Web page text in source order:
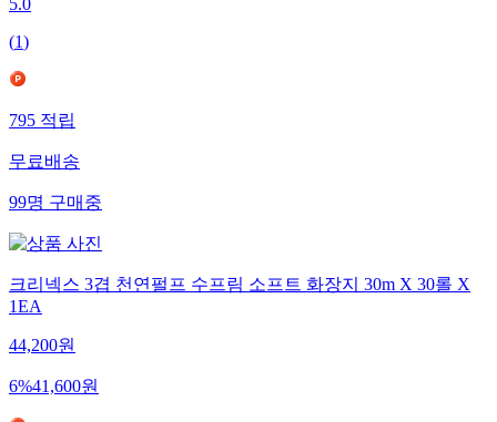
5.0
(1)
795적립
무료배송
99명구매중
크리넥스 3겹 천연펄프 수프림 소프트 화장지 30m X 30롤 X
1EA
44,200원
6%41,600원